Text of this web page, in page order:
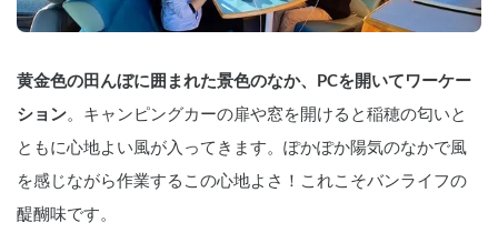
黄金色の田んぼに囲まれた景色のなか、PCを開いてワーケー
ション。キャンピングカーの扉や窓を開けると稲穂の匂いと
ともに心地よい風が入ってきます。ぽかぽか陽気のなかで風
を感じながら作業するこの心地よさ！これこそバンライフの
醍醐味です。